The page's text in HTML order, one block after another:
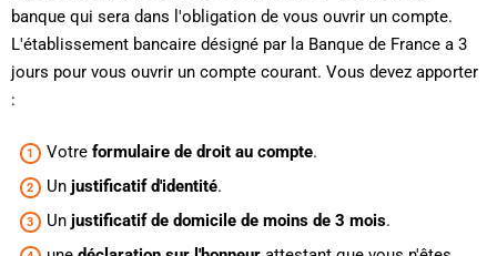
banque qui sera dans l'obligation de vous ouvrir un compte.
L'établissement bancaire désigné par la Banque de France a 3
jours pour vous ouvrir un compte courant. Vous devez apporter
:
Votreformulaire de droit au compte.
Unjustificatif d'identité.
Unjustificatif de domicile de moins de 3 mois.